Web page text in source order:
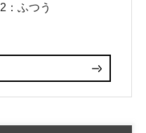
2：ふつう